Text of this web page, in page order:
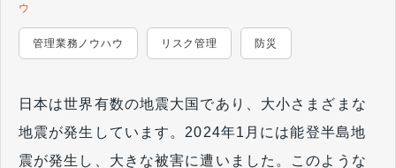
ウ
管理業務ノウハウ リスク管理 防災
日本は世界有数の地震大国であり、大小さまざまな
地震が発生しています。2024年1月には能登半島地
震が発生し、大きな被害に遭いました。このような